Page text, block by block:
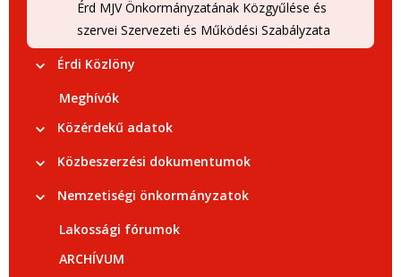
Érd MJV Önkormányzatának Közgyűlése és
szervei Szervezeti és Működési Szabályzata
Érdi Közlöny
Meghívók
Közérdekű adatok
Közbeszerzési dokumentumok
Nemzetiségi önkormányzatok
Lakossági fórumok
ARCHÍVUM